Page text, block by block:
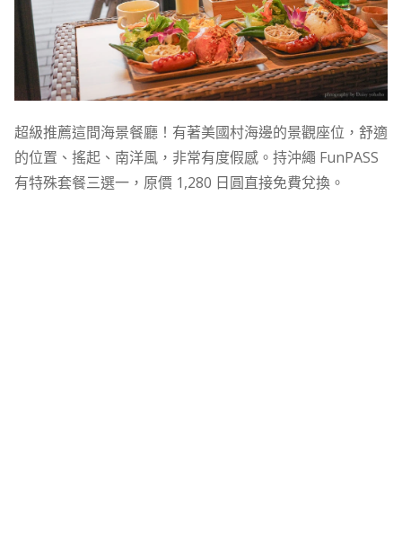
超級推薦這間海景餐廳！有著美國村海邊的景觀座位，舒適
的位置、搖起、南洋風，非常有度假感。持沖繩 FunPASS
有特殊套餐三選一，原價 1,280 日圓直接免費兌換。